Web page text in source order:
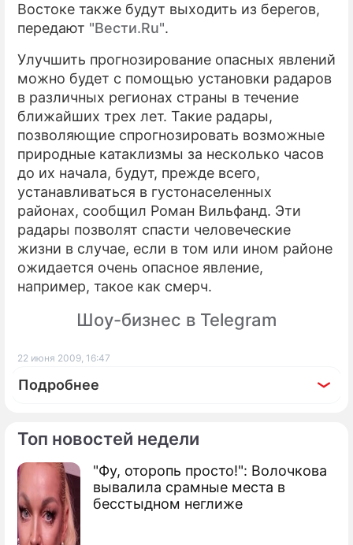
Топ новостей недели
"Фу, оторопь просто!": Волочкова
вывалила срамные места в
бесстыдном неглиже
Востоке также будут выходить из берегов,
передают "Вести.Ru".
Улучшить прогнозирование опасных явлений
можно будет с помощью установки радаров
в различных регионах страны в течение
ближайших трех лет. Такие радары,
позволяющие спрогнозировать возможные
природные катаклизмы за несколько часов
до их начала, будут, прежде всего,
устанавливаться в густонаселенных
районах, сообщил Роман Вильфанд. Эти
радары позволят спасти человеческие
жизни в случае, если в том или ином районе
ожидается очень опасное явление,
например, такое как смерч.
Шоу-бизнес в Telegram
22 июня 2009, 16:47
Подробнее
По теме
Продолжение: Проливные